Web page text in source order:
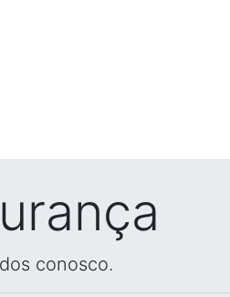
conosco.